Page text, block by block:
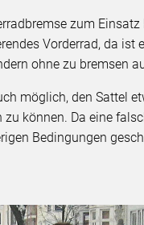
zum
Vorderrad, da
ohne zu bremsen
möglich, den Sattel
zu können. Da eine
Bedingungen